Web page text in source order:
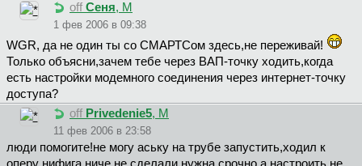
off Сеня, М
1 фев 2006 в 09:38
WGR, да не один ты со СМАРТСом здесь,не переживай!
Только объясни,зачем тебе через ВАП-точку ходить,когда
есть настройки модемного соединения через интернет-точку
доступа?
off Privedenie5, М
11 фев 2006 в 23:58
люди помогите!не могу аську на трубе запустить,ходил к